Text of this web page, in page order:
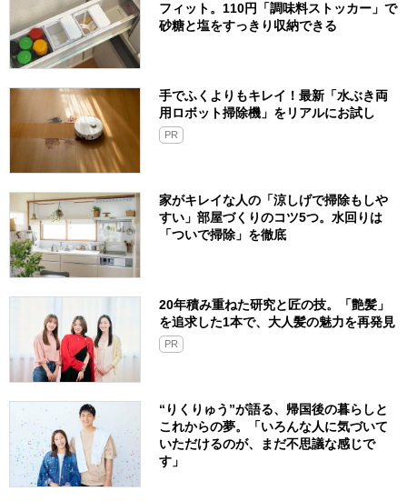
フィット。110円「調味料ストッカー」で
砂糖と塩をすっきり収納できる
手でふくよりもキレイ！最新「水ぶき両
用ロボット掃除機」をリアルにお試し
PR
家がキレイな人の「涼しげで掃除もしや
すい」部屋づくりのコツ5つ。水回りは
「ついで掃除」を徹底
20年積み重ねた研究と匠の技。「艶髪」
を追求した1本で、大人髪の魅力を再発見
PR
“りくりゅう”が語る、帰国後の暮らしと
これからの夢。「いろんな人に気づいて
いただけるのが、まだ不思議な感じで
す」